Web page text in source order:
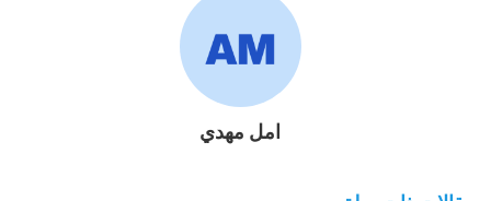
امل مهدي